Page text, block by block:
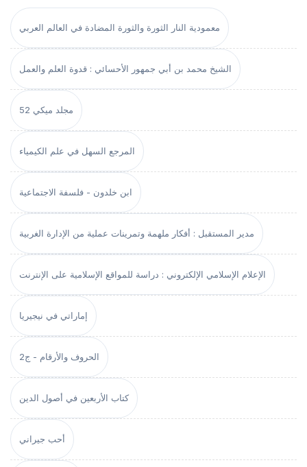
معمودية النار الثورة والثورة المضادة في العالم العربي
الشيخ محمد بن أبي جمهور الأحسائي : قدوة العلم والعمل
مجلد ميكي 52
المرجع السهل في علم الكيمياء
ابن خلدون - فلسفة الاجتماعية
مدير المستقبل : أفكار ملهمة وتمرينات عملية من الإدارة الغربية
الإعلام الإسلامي الإلكتروني : دراسة للمواقع الإسلامية على الإنترنت
إماراتي في نيجيريا
الحروف والأرقام - ج2
كتاب الأربعين في أصول الدين
أحب جيراني